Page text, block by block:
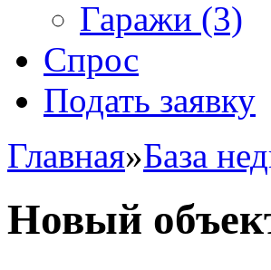
Гаражи (3)
Спрос
Подать заявку
Главная»База
Новый